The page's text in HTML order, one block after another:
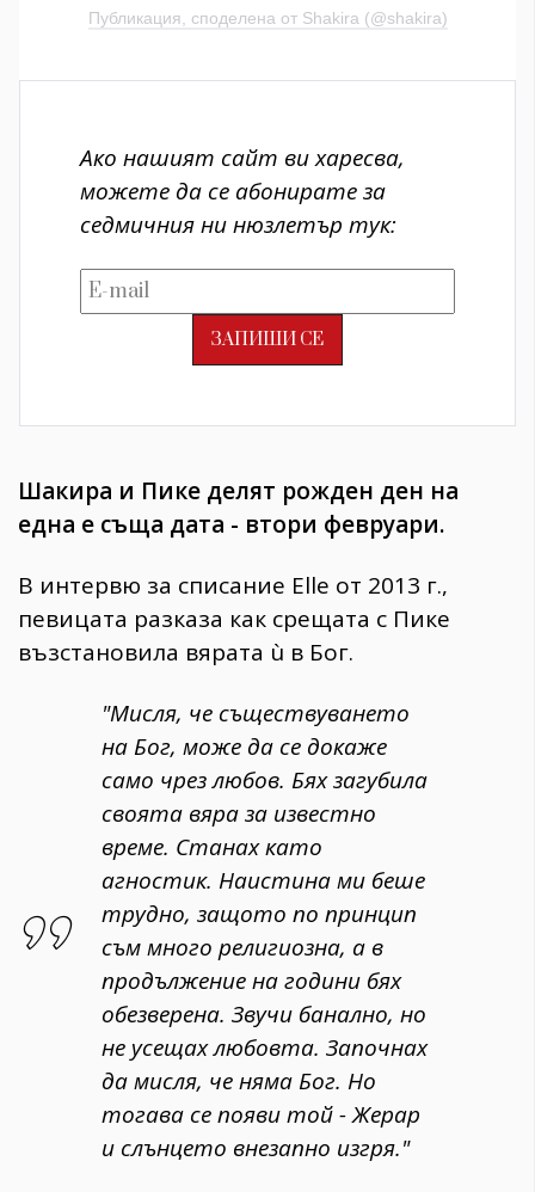
Публикация, споделена от Shakira (@shakira)
Ако нашият сайт ви харесва,
можете да се абонирате за
седмичния ни нюзлетър тук:
Шакира и Пике делят рожден ден на
една е съща дата - втори февруари.
В интервю за списание Elle от 2013 г.,
певицата разказа как срещата с Пике
възстановила вярата ù в Бог.
"Мисля, че съществуването
на Бог, може да се докаже
само чрез любов. Бях загубила
своята вяра за известно
време. Станах като
агностик. Наистина ми беше
трудно, защото по принцип
съм много религиозна, а в
продължение на години бях
обезверена. Звучи банално, но
не усещах любовта. Започнах
да мисля, че няма Бог. Но
тогава се появи той - Жерар
и слънцето внезапно изгря."